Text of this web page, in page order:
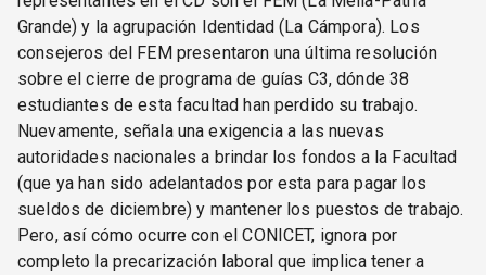
Grande) y la agrupación Identidad (La Cámpora). Los
consejeros del FEM presentaron una última resolución
sobre el cierre de programa de guías C3, dónde 38
estudiantes de esta facultad han perdido su trabajo.
Nuevamente, señala una exigencia a las nuevas
autoridades nacionales a brindar los fondos a la Facultad
(que ya han sido adelantados por esta para pagar los
sueldos de diciembre) y mantener los puestos de trabajo.
Pero, así cómo ocurre con el CONICET, ignora por
completo la precarización laboral que implica tener a